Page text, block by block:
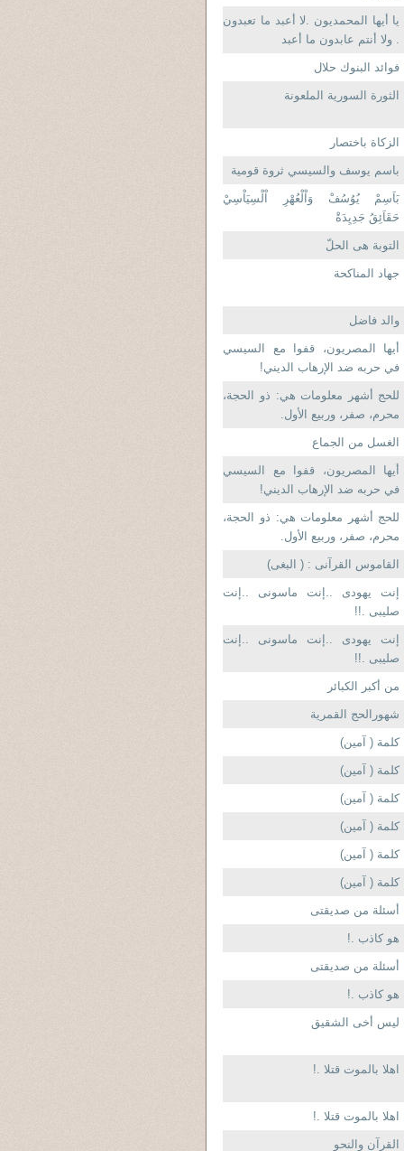
يا أيها المحمديون .لا أعبد ما تعبدون
. ولا أنتم عابدون ما أعبد
فوائد البنوك حلال
الثورة السورية الملعونة
الزكاة باختصار
باسم يوسف والسيسي ثروة قومية
بَاَسِمْ يُوُسُفْ وَاْلْعُهْرِ اْلْسِيَاْسِيْ
حَقَاَئِقُ جَدِيِدَةْ
التوبة هى الحلّ
جهاد المناكحة
والد فاضل
أيها المصريون، قفوا مع السيسي
في حربه ضد الإرهاب الديني!
للحج أشهر معلومات هي: ذو الحجة،
محرم، صفر، وربيع الأول.
الغسل من الجماع
أيها المصريون، قفوا مع السيسي
في حربه ضد الإرهاب الديني!
للحج أشهر معلومات هي: ذو الحجة،
محرم، صفر، وربيع الأول.
القاموس القرآنى : ( البغى)
إنت يهودى ..إنت ماسونى ..إنت
صليبى .!!
إنت يهودى ..إنت ماسونى ..إنت
صليبى .!!
من أكبر الكبائر
شهورالحج القمرية
كلمة ( آمين)
كلمة ( آمين)
كلمة ( آمين)
كلمة ( آمين)
كلمة ( آمين)
كلمة ( آمين)
أسئلة من صديقتى
هو كاذب .!
أسئلة من صديقتى
هو كاذب .!
ليس أخى الشقيق
اهلا بالموت قتلا .!
اهلا بالموت قتلا .!
القرآن والنحو